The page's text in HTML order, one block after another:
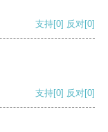
支持[0] 反对[0]
支持[0] 反对[0]